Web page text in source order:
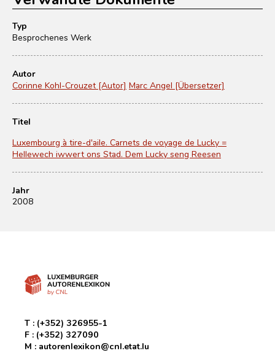
Typ
Besprochenes Werk
Autor
Corinne Kohl-Crouzet [Autor] Marc Angel [Übersetzer]
Titel
Luxembourg à tire-d'aile. Carnets de voyage de Lucky =
Hellewech iwwert ons Stad. Dem Lucky seng Reesen
Jahr
2008
T : (+352) 326955-1
F : (+352) 327090
M : autorenlexikon@cnl.etat.lu